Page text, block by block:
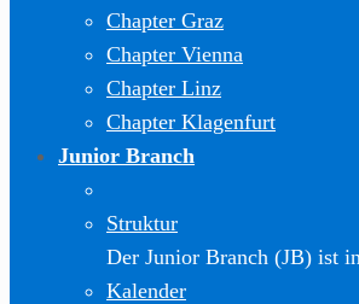
Chapter Graz
Chapter Vienna
Chapter Linz
Chapter Klagenfurt
Junior Branch
Struktur
Der Junior Branch (JB) ist
Kalender